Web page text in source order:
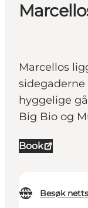
Marcellos
hyggelige
Big Bio og
Book
Besøk